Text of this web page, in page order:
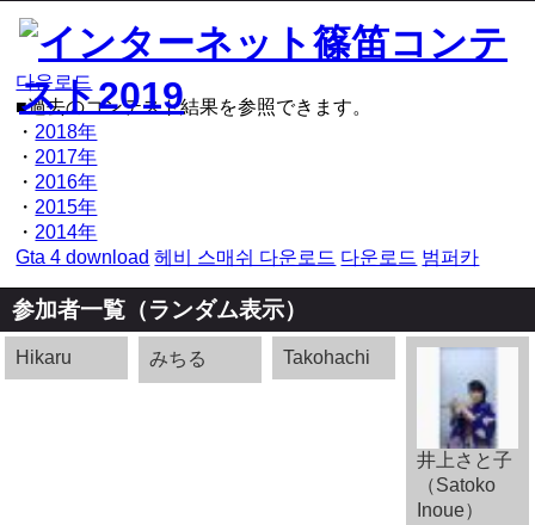
ヒストリー
다운로드
■過去のコンテスト結果を参照できます。
・2018年
・2017年
・2016年
・2015年
・2014年
Gta 4 download 헤비 스매쉬 다운로드 다운로드 범퍼카
参加者一覧（ランダム表示）
Hikaru みちる Takohachi
井上さと子
（Satoko
Inoue）